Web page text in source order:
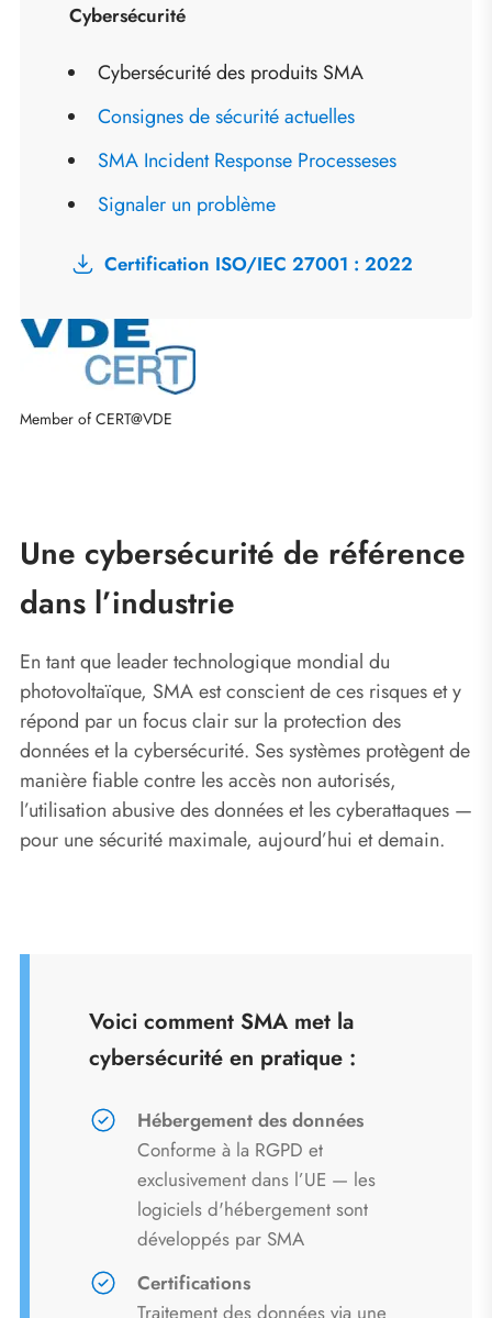
Member of CERT@VDE
Cybersécurité
Cybersécurité des produits SMA
Consignes de sécurité actuelles
SMA Incident Response Processeses
Signaler un problème
Certification ISO/IEC 27001 : 2022
Une cybersécurité de référence
dans l’industrie
En tant que leader technologique mondial du
photovoltaïque, SMA est conscient de ces risques et y
répond par un focus clair sur la protection des
données et la cybersécurité. Ses systèmes protègent de
manière fiable contre les accès non autorisés,
l’utilisation abusive des données et les cyberattaques —
pour une sécurité maximale, aujourd’hui et demain.
Voici comment SMA met la
cybersécurité en pratique :
Hébergement des données
Conforme à la RGPD et
exclusivement dans l’UE — les
logiciels d'hébergement sont
développés par SMA
Certifications
Traitement des données via une